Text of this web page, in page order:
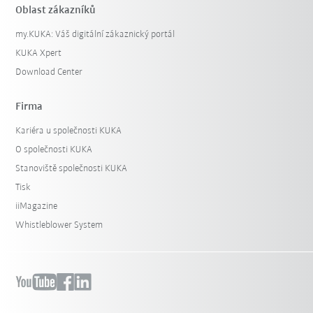
Oblast zákazníků
my.KUKA: Váš digitální zákaznický portál
KUKA Xpert
Download Center
Firma
Kariéra u společnosti KUKA
O společnosti KUKA
Stanoviště společnosti KUKA
Tisk
iiMagazine
Whistleblower System